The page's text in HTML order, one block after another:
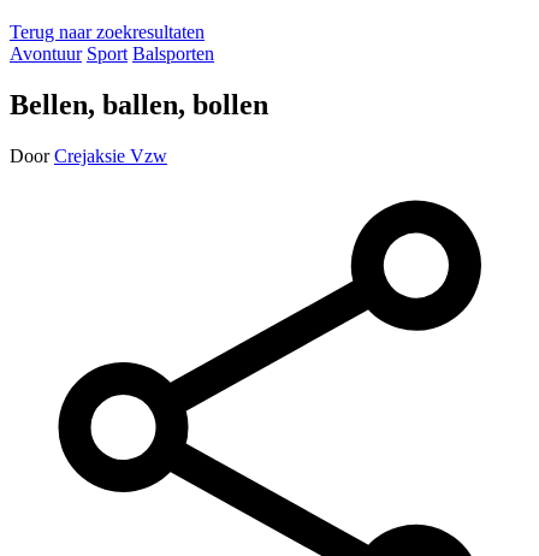
Terug naar zoekresultaten
Avontuur Sport Balsporten
Bellen, ballen, bollen
Door Crejaksie Vzw